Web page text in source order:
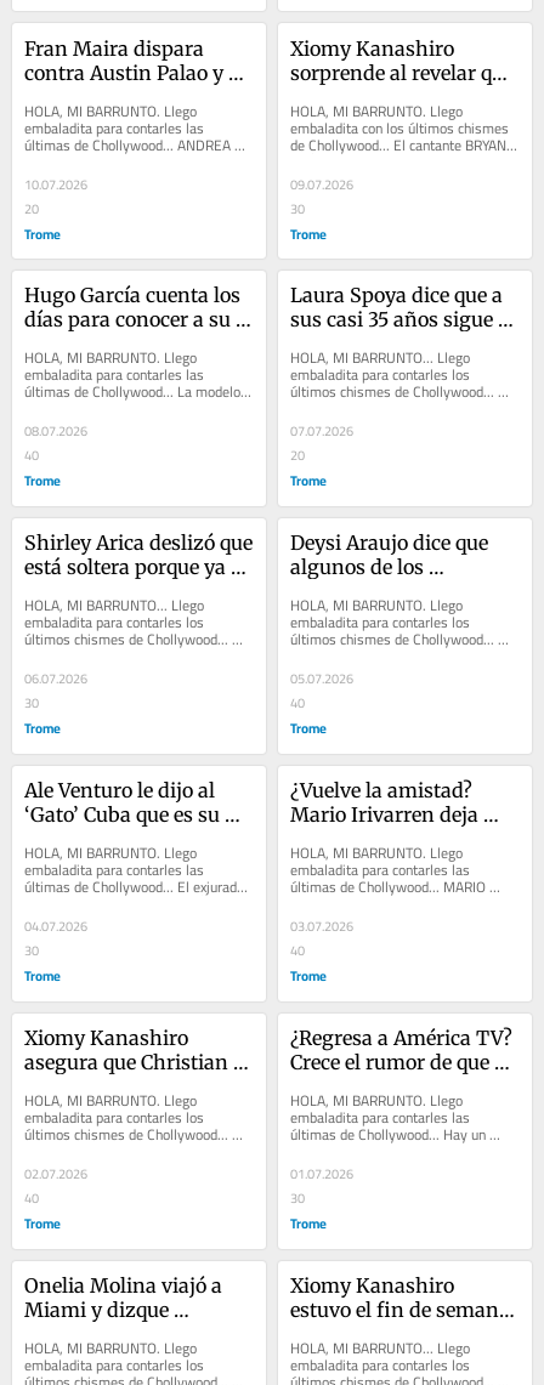
Fran Maira dispara
contra Austin Palao y
Chile nació por ella
HOLA, MI BARRUNTO. Llego
embaladita para contarles las
últimas de Chollywood... ANDREA
LLOSA está más feliz que perro con
dos colas, ya que tiene...
10.07.2026
20
Trome
Xiomy Kanashiro
sorprende al revelar que
le prohibió usar vestidos
cortos
HOLA, MI BARRUNTO. Llego
embaladita con los últimos chismes
de Chollywood... El cantante BRYAN
ARÁMBULO negó que le deba dinero
a su extrabajador...
09.07.2026
30
Trome
Hugo García cuenta los
días para conocer a su
radical cambio de look
HOLA, MI BARRUNTO. Llego
embaladita para contarles las
últimas de Chollywood... La modelo
JAMILA DAHABREH denunció en sus
redes sociales que sufrió...
08.07.2026
40
Trome
Laura Spoya dice que a
sus casi 35 años sigue
para competir en
concursos de belleza
HOLA, MI BARRUNTO... Llego
embaladita para contarles los
últimos chismes de Chollywood...
ALEJANDRA BAIGORRIA aclaró que
jamás pasó por su mente...
07.07.2026
20
Trome
Shirley Arica deslizó que
está soltera porque ya
decepciones amorosas
HOLA, MI BARRUNTO... Llego
embaladita para contarles los
últimos chismes de Chollywood...
SHIRLEY ARICA compartió un video
en sus redes sociales,...
06.07.2026
30
Trome
Deysi Araujo dice que
algunos de los
vida imposible
HOLA, MI BARRUNTO. Llego
embaladita para contarles los
últimos chismes de Chollywood...
JANET BARBOZA retomó el
tratamiento para borrarse el tatuaje...
05.07.2026
40
Trome
Ale Venturo le dijo al
‘Gato’ Cuba que es su
HOLA, MI BARRUNTO. Llego
embaladita para contarles las
últimas de Chollywood... El exjurado
de ‘El gran chef’, JAVIER MASÍAS,
contó que ha...
04.07.2026
30
Trome
¿Vuelve la amistad?
Mario Irivarren deja
reconciliarse con
Alejandra Baigorria
HOLA, MI BARRUNTO. Llego
embaladita para contarles las
últimas de Chollywood... MARIO
HART troleó a ALEJANDRA
BAIGORRIA y le dijo que la próxima...
03.07.2026
40
Trome
Xiomy Kanashiro
asegura que Christian
camioneta a Pamela
Franco
HOLA, MI BARRUNTO. Llego
embaladita para contarles los
últimos chismes de Chollywood...
MARIO IRIVARREN dejó abierta la
posibilidad de amistarse con...
02.07.2026
40
Trome
¿Regresa a América TV?
Crece el rumor de que
equipo dejarían Willax
HOLA, MI BARRUNTO. Llego
embaladita para contarles las
últimas de Chollywood... Hay un
rumor que ALDO MIYASHIRO y todo
su equipo de producción...
01.07.2026
30
Trome
Onelia Molina viajó a
Miami y dizque
HOLA, MI BARRUNTO. Llego
embaladita para contarles los
Xiomy Kanashiro
estuvo el fin de semana
junto a Leslie Shaw y la
HOLA, MI BARRUNTO... Llego
embaladita para contarles los